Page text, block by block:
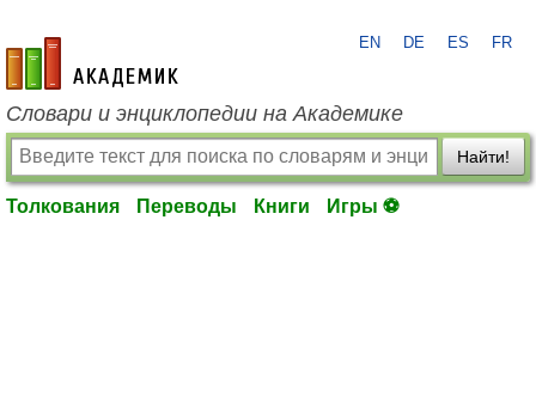
academic.ru
EN DE ES FR
Словари и энциклопедии на Академике
Найти!
Толкования Переводы Книги Игры ⚽